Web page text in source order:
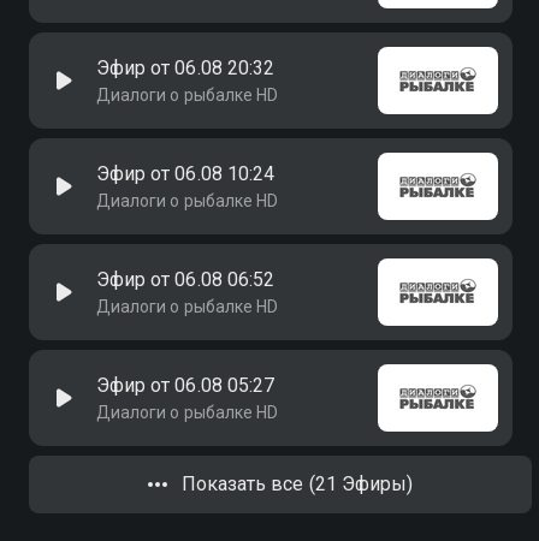
Эфир от 06.08 20:32
Диалоги о рыбалке HD
Эфир от 06.08 10:24
Диалоги о рыбалке HD
Эфир от 06.08 06:52
Диалоги о рыбалке HD
Эфир от 06.08 05:27
Диалоги о рыбалке HD
Показать все (21 Эфиры)